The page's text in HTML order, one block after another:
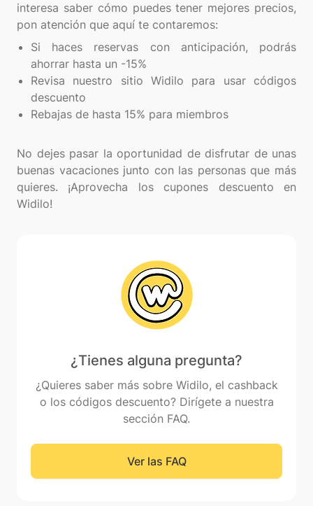
interesa saber cómo puedes tener mejores precios,
Si haces reservas con anticipación, podrás
ahorrar hasta un -15%
Revisa nuestro sitio Widilo para usar códigos
descuento
Rebajas de hasta 15% para miembros
No dejes pasar la oportunidad de disfrutar de unas
buenas vacaciones junto con las personas que más
quieres. ¡Aprovecha los cupones descuento en
¿Tienes alguna pregunta?
¿Quieres saber más sobre Widilo, el cashback
o los códigos descuento? Dirígete a nuestra
sección FAQ.
Ver las FAQ